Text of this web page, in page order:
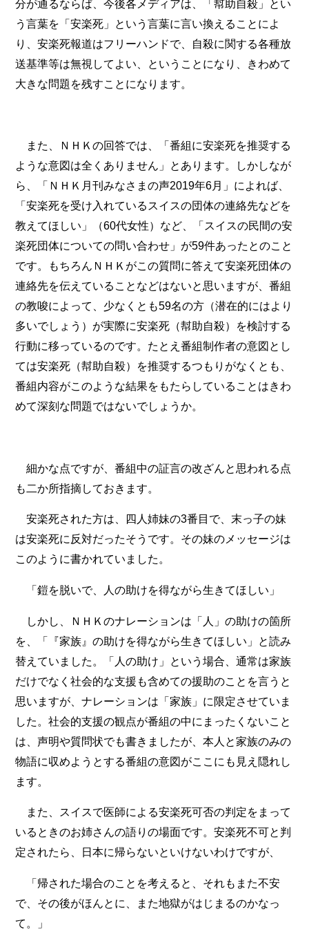
分が通るならば、今後各メディアは、「幇助自殺」とい
う言葉を「安楽死」という言葉に言い換えることによ
り、安楽死報道はフリーハンドで、自殺に関する各種放
送基準等は無視してよい、ということになり、きわめて
大きな問題を残すことになります。
また、ＮＨＫの回答では、「番組に安楽死を推奨する
ような意図は全くありません」とあります。しかしなが
ら、「ＮＨＫ月刊みなさまの声2019年6月」によれば、
「安楽死を受け入れているスイスの団体の連絡先などを
教えてほしい」（60代女性）など、「スイスの民間の安
楽死団体についての問い合わせ」が59件あったとのこと
です。もちろんＮＨＫがこの質問に答えて安楽死団体の
連絡先を伝えていることなどはないと思いますが、番組
の教唆によって、少なくとも59名の方（潜在的にはより
多いでしょう）が実際に安楽死（幇助自殺）を検討する
行動に移っているのです。たとえ番組制作者の意図とし
ては安楽死（幇助自殺）を推奨するつもりがなくとも、
番組内容がこのような結果をもたらしていることはきわ
めて深刻な問題ではないでしょうか。
細かな点ですが、番組中の証言の改ざんと思われる点
も二か所指摘しておきます。
安楽死された方は、四人姉妹の3番目で、末っ子の妹
は安楽死に反対だったそうです。その妹のメッセージは
このように書かれていました。
「鎧を脱いで、人の助けを得ながら生きてほしい」
しかし、ＮＨＫのナレーションは「人」の助けの箇所
を、「『家族』の助けを得ながら生きてほしい」と読み
替えていました。「人の助け」という場合、通常は家族
だけでなく社会的な支援も含めての援助のことを言うと
思いますが、ナレーションは「家族」に限定させていま
した。社会的支援の観点が番組の中にまったくないこと
は、声明や質問状でも書きましたが、本人と家族のみの
物語に収めようとする番組の意図がここにも見え隠れし
ます。
また、スイスで医師による安楽死可否の判定をまって
いるときのお姉さんの語りの場面です。安楽死不可と判
定されたら、日本に帰らないといけないわけですが、
「帰された場合のことを考えると、それもまた不安
で、その後がほんとに、また地獄がはじまるのかなっ
て。」